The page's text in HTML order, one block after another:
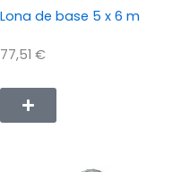
Lona de base 5 x 6 m
77,51 €